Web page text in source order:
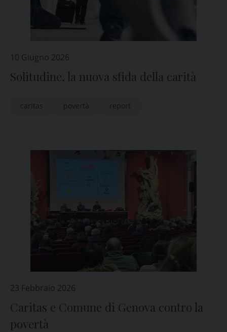
10 Giugno 2026
Solitudine, la nuova sfida della carità
caritas povertà report
23 Febbraio 2026
Caritas e Comune di Genova contro la
povertà